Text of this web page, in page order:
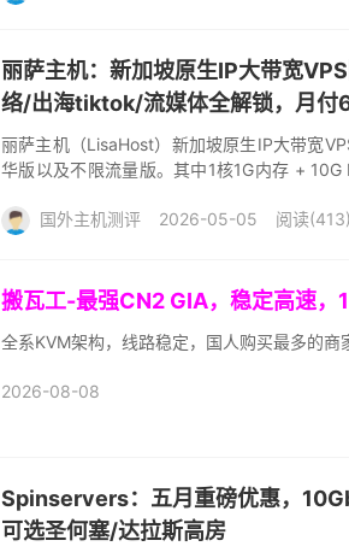
丽萨主机：新加坡原生IP大带宽
络/出海tiktok/流媒体全解锁，月付
丽萨主机（LisaHost）新加坡原生IP大带宽
华版以及不限流量版。其中1核1G内存 +
国外主机测评
2026-05-05 阅读(413)
搬瓦工-最强CN2 GIA，稳定高速，
全系KVM架构，线路稳定，国人购买最多的
2026-08-08
Spinservers：五月重磅优惠，
可选圣何塞/达拉斯高房